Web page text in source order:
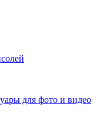
для фото и видео